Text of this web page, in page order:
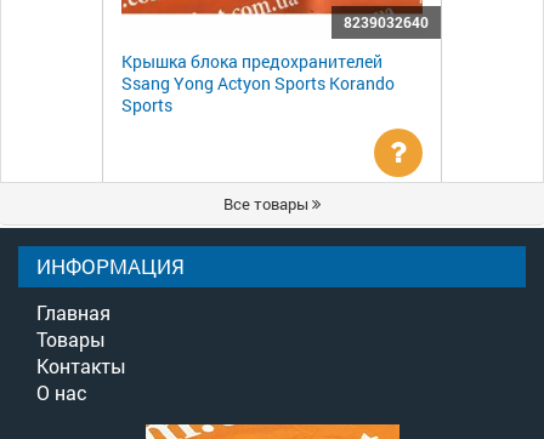
8239032640
Крышка блока предохранителей
Ssang Yong Actyon Sports Korando
Sports
Уточнить
цену
Все товары
ИНФОРМАЦИЯ
Главная
Товары
Контакты
О нас